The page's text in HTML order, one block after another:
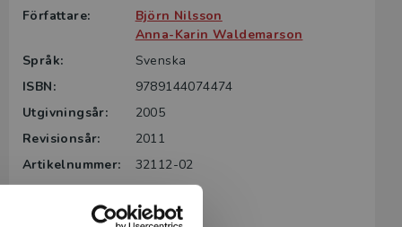
Författare:
Björn Nilsson
Anna-Karin Waldemarson
Språk:
Svenska
ISBN:
9789144074474
Utgivningsår:
2005
Revisionsår:
2011
Artikelnummer:
32112-02
160